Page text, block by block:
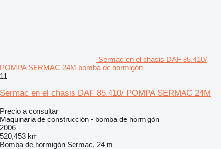
Sermac en el chasis DAF 85.410/
POMPA SERMAC 24M bomba de hormigón
11
Sermac en el chasis DAF 85.410/ POMPA SERMAC 24M
Precio a consultar
Maquinaria de construcción - bomba de hormigón
2006
520,453 km
Bomba de hormigón Sermac, 24 m